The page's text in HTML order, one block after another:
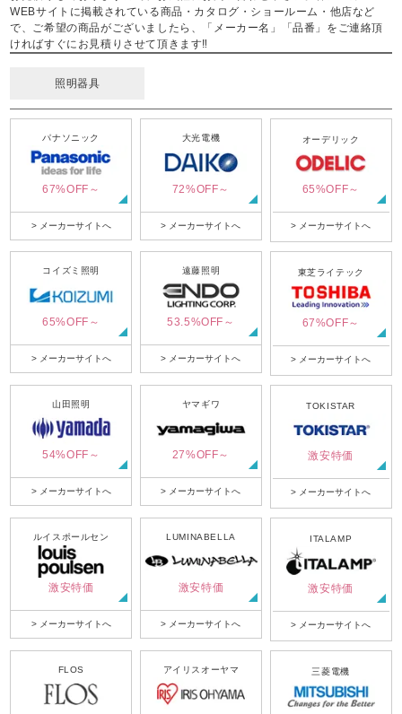
WEBサイトに掲載されている商品・カタログ・ショールーム・他店など
で、ご希望の商品がございましたら、「メーカー名」「品番」をご連絡頂
ければすぐにお見積りさせて頂きます‼
照明器具
パナソニック
67%OFF～
> メーカーサイトへ
大光電機
72%OFF～
> メーカーサイトへ
オーデリック
65%OFF～
> メーカーサイトへ
コイズミ照明
65%OFF～
> メーカーサイトへ
遠藤照明
53.5%OFF～
> メーカーサイトへ
東芝ライテック
67%OFF～
> メーカーサイトへ
山田照明
54%OFF～
> メーカーサイトへ
ヤマギワ
27%OFF～
> メーカーサイトへ
TOKISTAR
激安特価
> メーカーサイトへ
ルイスポールセン
激安特価
> メーカーサイトへ
LUMINABELLA
激安特価
> メーカーサイトへ
ITALAMP
激安特価
> メーカーサイトへ
FLOS アイリスオーヤマ 三菱電機